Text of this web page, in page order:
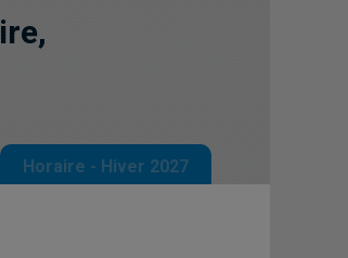
Horaire - Hiver 2027